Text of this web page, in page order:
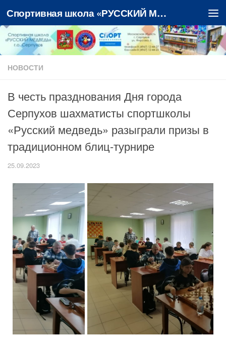
Перейти к содержимому Спортивная школа «РУССКИЙ МЕДВЕДЬ»
НОВОСТИ
В честь празднования Дня города
Серпухов шахматисты спортшколы
«Русский медведь» разыграли призы в
традиционном блиц-турнире
25.09.2023